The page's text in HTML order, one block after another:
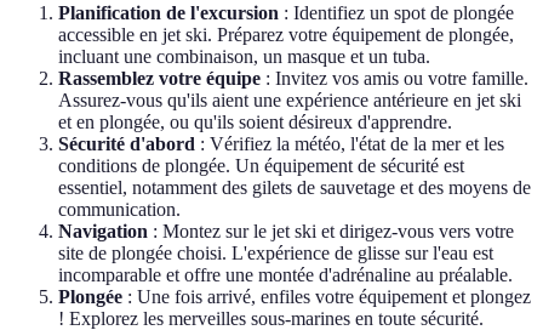
Planification de l'excursion : Identifiez un spot de plongée
accessible en jet ski. Préparez votre équipement de plongée,
incluant une combinaison, un masque et un tuba.
Rassemblez votre équipe : Invitez vos amis ou votre famille.
Assurez-vous qu'ils aient une expérience antérieure en jet ski
et en plongée, ou qu'ils soient désireux d'apprendre.
Sécurité d'abord : Vérifiez la météo, l'état de la mer et les
conditions de plongée. Un équipement de sécurité est
essentiel, notamment des gilets de sauvetage et des moyens de
communication.
Navigation : Montez sur le jet ski et dirigez-vous vers votre
site de plongée choisi. L'expérience de glisse sur l'eau est
incomparable et offre une montée d'adrénaline au préalable.
Plongée : Une fois arrivé, enfiles votre équipement et plongez
! Explorez les merveilles sous-marines en toute sécurité.